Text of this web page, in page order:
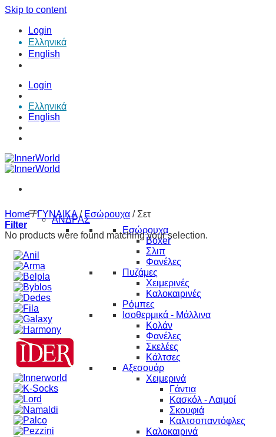
Skip to content
Login
Ελληνικά
English
Login
Ελληνικά
English
ΑΝΔΡΑΣ
Εσώρουχα
Boxer
Σλιπ
Φανέλες
Πυζάμες
Χειμερινές
Καλοκαιρινές
Ρόμπες
Ισοθερμικά - Μάλλινα
Κολάν
Φανέλες
Σκελέες
Κάλτσες
Αξεσουάρ
Χειμερινά
Γάντια
Κασκόλ - Λαιμοί
Σκουφιά
Καλτσοπαντόφλες
Καλοκαιρινά
Home / ΓΥΝΑΙΚΑ / Εσώρουχα /Σετ
Filter
No products were found matching your selection.